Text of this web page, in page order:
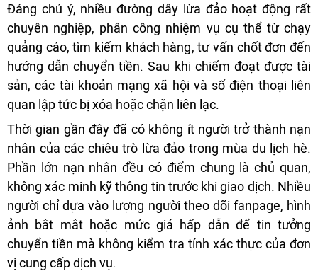
Đáng chú ý, nhiều đường dây lừa đảo hoạt động rất
chuyên nghiệp, phân công nhiệm vụ cụ thể từ chạy
quảng cáo, tìm kiếm khách hàng, tư vấn chốt đơn đến
hướng dẫn chuyển tiền. Sau khi chiếm đoạt được tài
sản, các tài khoản mạng xã hội và số điện thoại liên
quan lập tức bị xóa hoặc chặn liên lạc.
Thời gian gần đây đã có không ít người trở thành nạn
nhân của các chiêu trò lừa đảo trong mùa du lịch hè.
Phần lớn nạn nhân đều có điểm chung là chủ quan,
không xác minh kỹ thông tin trước khi giao dịch. Nhiều
người chỉ dựa vào lượng người theo dõi fanpage, hình
ảnh bắt mắt hoặc mức giá hấp dẫn để tin tưởng
chuyển tiền mà không kiểm tra tính xác thực của đơn
vị cung cấp dịch vụ.